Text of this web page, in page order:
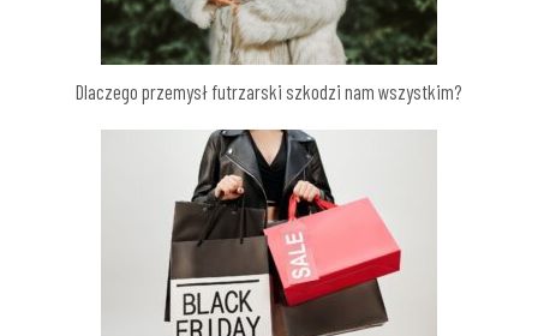
Dlaczego przemysł futrzarski szkodzi nam wszystkim?